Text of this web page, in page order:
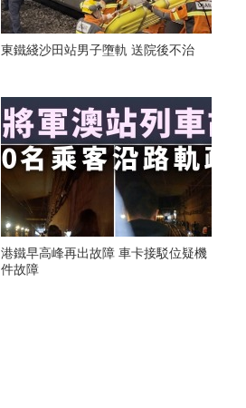
東鐵綫沙田站男子墮軌 送院後不治
港鐵早高峰再出故障 車卡接駁位疑機
件故障